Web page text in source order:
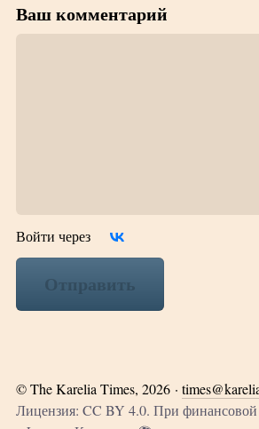
Ваш комментарий
Войти через
Отправить
©The Karelia Times, 2026 ·
Лицензия: CC BY 4.0. При